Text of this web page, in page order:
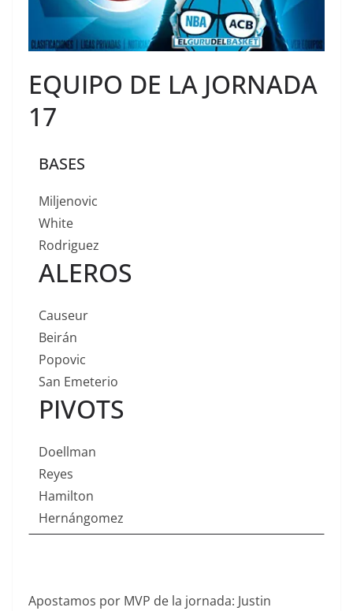
EQUIPO DE LA JORNADA
17
BASES
Miljenovic
White
Rodriguez
ALEROS
Causeur
Beirán
Popovic
San Emeterio
PIVOTS
Doellman
Reyes
Hamilton
Hernángomez
Apostamos por MVP de la jornada: Justin